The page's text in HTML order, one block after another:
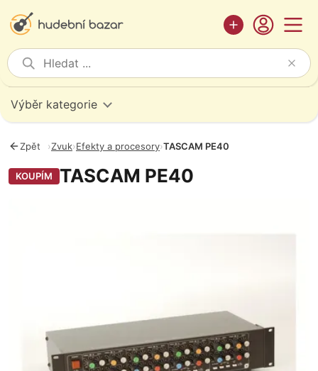
Výběr kategorie
Zpět ›Zvuk›Efekty a procesory›TASCAM PE40
KOUPÍM TASCAM PE40